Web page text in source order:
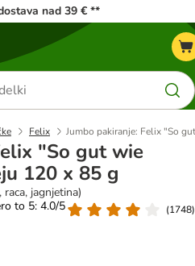
nad 39 € **
Felix Jumbo pakiranje: Felix "So
"So gut wie
120 x 85 g
jagnjetina)
to 5: 4.0/5
(1748)